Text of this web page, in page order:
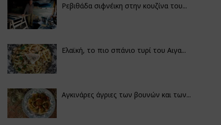
Ρεβιθάδα σιφνέικη στην κουζίνα του...
Ελαϊκή, το πιο σπάνιο τυρί του Αιγα...
Αγκινάρες άγριες των βουνών και των...